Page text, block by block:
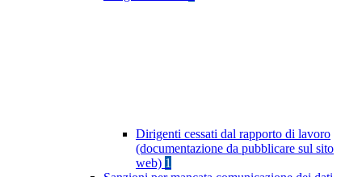
Dirigenti cessati dal rapporto di lavoro
(documentazione da pubblicare sul sito
web) 1